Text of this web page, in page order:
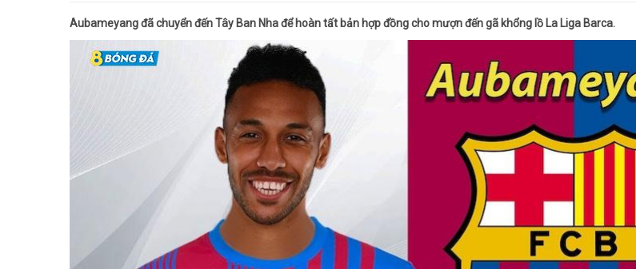
Aubameyang đã chuyển đến Tây Ban Nha để hoàn tất bản hợp đồng cho mượn đến gã khổng lồ La Liga Barca.